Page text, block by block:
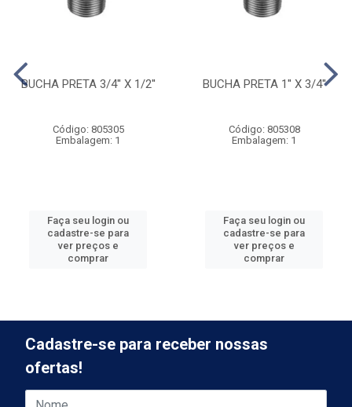
BUCHA PRETA 3/4'' X 1/2''
Código: 805305
Embalagem: 1
Faça seu login ou
cadastre-se para
ver preços e
comprar
BUCHA PRETA 1'' X 3/4''
Código: 805308
Embalagem: 1
Faça seu login ou
cadastre-se para
ver preços e
comprar
Cadastre-se para receber nossas
ofertas!